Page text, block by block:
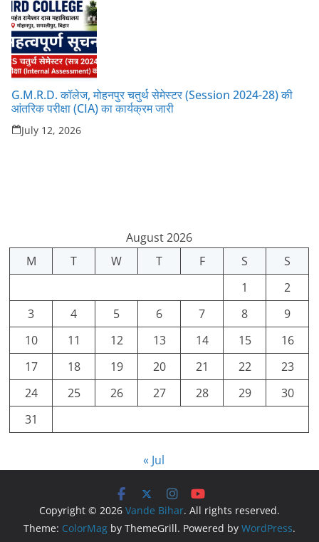
G.M.R.D. कॉलेज, मोहनपुर चतुर्थ सेमेस्टर (Session 2024-28) की
आंतरिक परीक्षा (CIA) का कार्यक्रम जारी
July 12, 2026
August 2026
M
T W T F S
S
1
2
3
4 5 6 7 8
9
10
11 12 13 14 15
16
17
18 19 20 21 22
23
24
25 26 27 28 29
30
31
« Jul
Copyright © 2026 Vande Bihar. All rights reserved.
Theme: ColorMag by ThemeGrill. Powered by WordPress.